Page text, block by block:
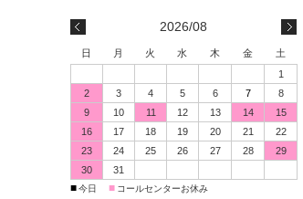
2026/08
日 月 火 水 木 金
土
1
2
3 4 5 6 7
8
9
10 11 12 13 14
15
16
17 18 19 20 21
22
23
24 25 26 27 28
29
30
31
■今日 ■ コールセンターお休み